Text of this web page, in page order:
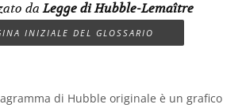
daLegge di Hubble-Lemaître
INIZIALE DEL GLOSSARIO
di Hubble originale è un grafico